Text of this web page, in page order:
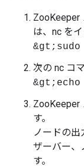
ZooKeeper
は、nc をイ
次の nc コ
ZooKeeper
す。
ノードの出
ザーバー、
す。